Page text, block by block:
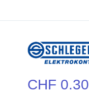
CHF 0.30